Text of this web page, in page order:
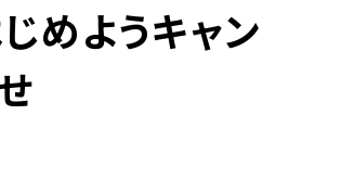
めようキャン